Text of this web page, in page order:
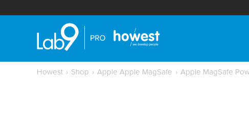
Howest › Shop › Apple Apple MagSafe › Apple MagSafe